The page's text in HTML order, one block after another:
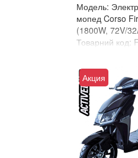
Модель:
мопед Corso
(1800W, 72V/
Товарний код:
Порівняти
CORSO FIRE
ВЛАДА НА
Зустрічайте
Акция